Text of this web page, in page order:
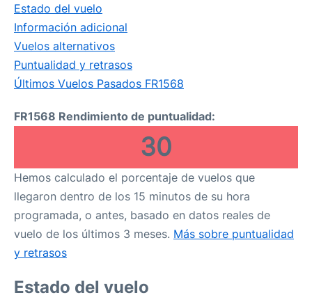
Estado del vuelo
Información adicional
Vuelos alternativos
Puntualidad y retrasos
Últimos Vuelos Pasados FR1568
FR1568 Rendimiento de puntualidad:
30
Hemos calculado el porcentaje de vuelos que
llegaron dentro de los 15 minutos de su hora
programada, o antes, basado en datos reales de
vuelo de los últimos 3 meses. Más sobre puntualidad
y retrasos
Estado del vuelo